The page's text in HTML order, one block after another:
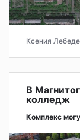
Ксения
В
колледж
Комплекс